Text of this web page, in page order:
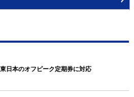
日本のオフピーク定期券に対応